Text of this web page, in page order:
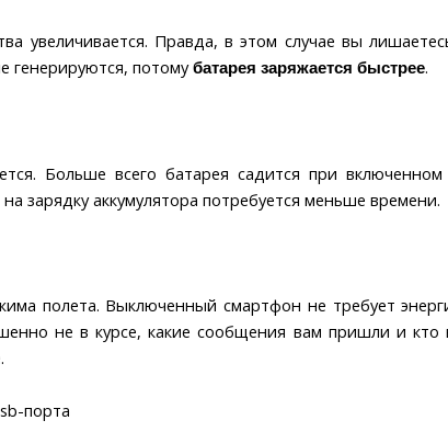
увеличивается. Правда, в этом случае вы
генерируются, потомубатарея заряжается быстрее.
Больше всего батарея садится при
зарядку аккумулятора потребуется меньше времени.
полета. Выключенный смартфон не требует
не в курсе, какие сообщения вам пришли и
порта